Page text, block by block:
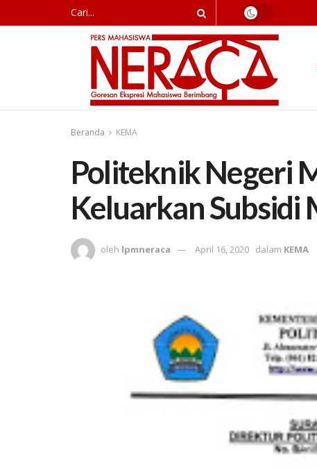
Beranda KEMA
Politeknik Negeri
Keluarkan Subsidi
oleh lpmneraca April 16, 2020 dalam KEMA